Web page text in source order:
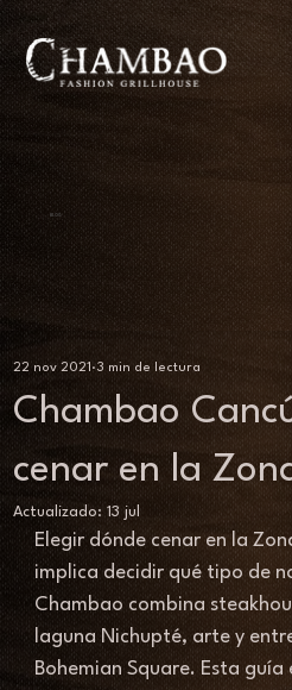
BLOG
Chambao
cenar en la
22 nov 2021 3 min de lectura
Actualizado: 13 jul
Elegir dónde cenar en la
implica decidir qué tipo de
Chambao combina
laguna Nichupté, arte y
Bohemian Square. Esta